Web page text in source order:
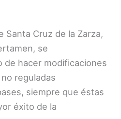
Santa Cruz de la Zarza,
se
de hacer modificaciones
reguladas
siempre que éstas
éxito de la